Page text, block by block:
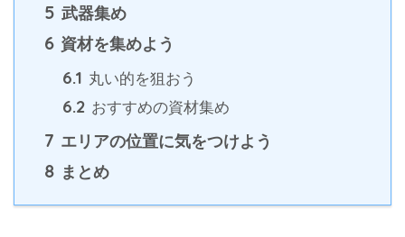
5 武器集め
6 資材を集めよう
6.1 丸い的を狙おう
6.2 おすすめの資材集め
7 エリアの位置に気をつけよう
8 まとめ